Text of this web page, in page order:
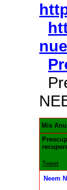
Mis
Tweet
Neem